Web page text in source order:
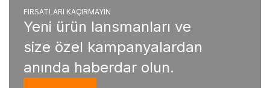
FIRSATLARI KAÇIRMAYIN
Yeni ürün lansmanları ve
size özel kampanyalardan
anında haberdar olun.